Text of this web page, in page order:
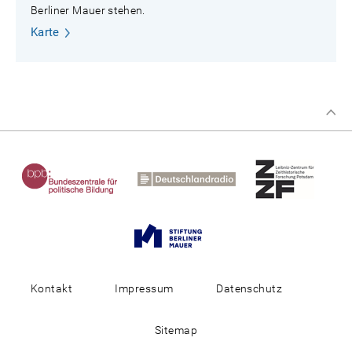
Berliner Mauer stehen.
Karte
Kontakt Impressum Datenschutz
Sitemap